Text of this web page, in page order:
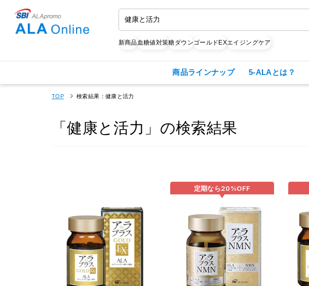
新商品血糖値対策糖ダウンゴールドEXエイジングケア
商品ラインナップ 5-ALAとは？
TOP 検索結果：健康と活力
「健康と活力」の検索結果
定期なら20%OFF